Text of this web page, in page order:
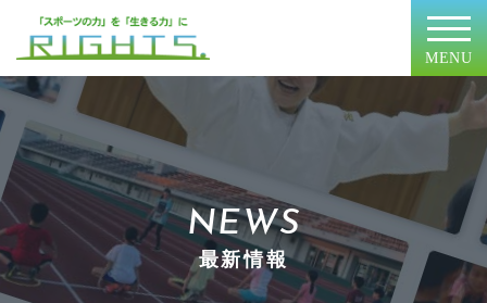
MENU
NEWS
最新情報